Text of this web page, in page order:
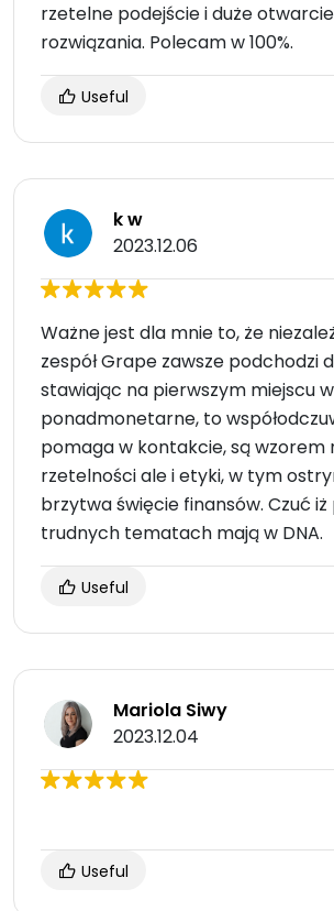
rzetelne podejście i duże
rozwiązania. Polecam w 100%.
Useful
k w
2023.12.06
Ważne jest dla mnie to, że
zespół Grape zawsze podchodzi
stawiając na pierwszym miejscu
ponadmonetarne, to
pomaga w kontakcie, są wzorem
rzetelności ale i etyki, w tym
brzytwa święcie finansów. Czuć
trudnych tematach mają w DNA.
Useful
Mariola Siwy
2023.12.04
Useful